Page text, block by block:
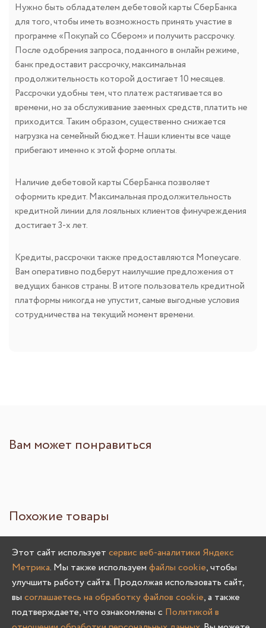
Нужно быть обладателем дебетовой карты СберБанка
для того, чтобы иметь возможность принять участие в
программе «Покупай со Сбером» и получить рассрочку.
После одобрения запроса, поданного в онлайн режиме,
банк предоставит рассрочку, максимальная
продолжительность которой достигает 10 месяцев.
Рассрочки удобны тем, что платеж растягивается во
времени, но за обслуживание заемных средств, платить не
приходится. Таким образом, существенно снижается
нагрузка на семейный бюджет. Наши клиенты все чаще
прибегают именно к этой форме оплаты.
Наличие дебетовой карты СберБанка позволяет
оформить кредит. Максимальная продолжительность
кредитной линии для лояльных клиентов финучреждения
достигает 3-х лет.
Кредиты, рассрочки также предоставляются Moneycare.
Вам оперативно подберут наилучшие предложения от
ведущих банков страны. В итоге пользователь кредитной
платформы никогда не упустит, самые выгодные условия
сотрудничества на текущий момент времени.
Вам может понравиться
Похожие товары
Этот сайт использует сервис веб-аналитики Яндекс
Метрика. Мы также используем файлы cookie, чтобы
улучшить работу сайта. Продолжая использовать сайт,
вы соглашаетесь на обработку файлов cookie, а также
подтверждаете, что ознакомлены с Политикой в